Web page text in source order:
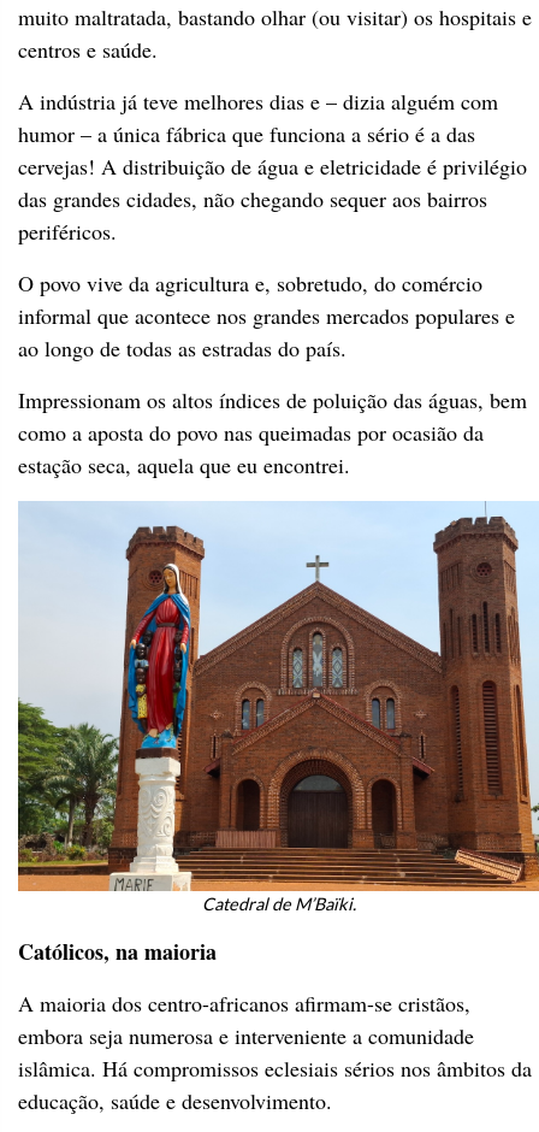
muito maltratada, bastando olhar (ou visitar) os hospitais e
centros e saúde.
A indústria já teve melhores dias e – dizia alguém com
humor – a única fábrica que funciona a sério é a das
cervejas! A distribuição de água e eletricidade é privilégio
das grandes cidades, não chegando sequer aos bairros
periféricos.
O povo vive da agricultura e, sobretudo, do comércio
informal que acontece nos grandes mercados populares e
ao longo de todas as estradas do país.
Impressionam os altos índices de poluição das águas, bem
como a aposta do povo nas queimadas por ocasião da
estação seca, aquela que eu encontrei.
Catedral de M’Baïki.
Católicos, na maioria
A maioria dos centro-africanos afirmam-se cristãos,
embora seja numerosa e interveniente a comunidade
islâmica. Há compromissos eclesiais sérios nos âmbitos da
educação, saúde e desenvolvimento.